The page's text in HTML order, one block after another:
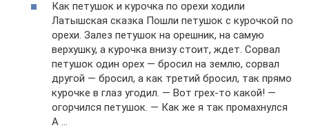
Как петушок и курочка по орехи ходили
Латышская сказка Пошли петушок с курочкой по
орехи. Залез петушок на орешник, на самую
верхушку, а курочка внизу стоит, ждет. Сорвал
петушок один орех — бросил на землю, сорвал
другой — бросил, а как третий бросил, так прямо
курочке в глаз угодил. — Вот грех-то какой! —
огорчился петушок. — Как же я так промахнулся
А …